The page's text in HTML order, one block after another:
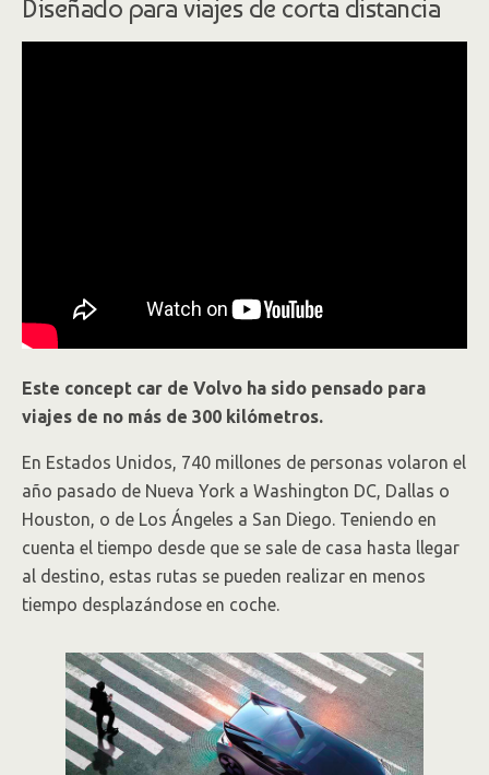
Diseñado para viajes de corta distancia
Este concept car de Volvo ha sido pensado para
viajes de no más de 300 kilómetros.
En Estados Unidos, 740 millones de personas volaron el
año pasado de Nueva York a Washington DC, Dallas o
Houston, o de Los Ángeles a San Diego. Teniendo en
cuenta el tiempo desde que se sale de casa hasta llegar
al destino, estas rutas se pueden realizar en menos
tiempo desplazándose en coche.